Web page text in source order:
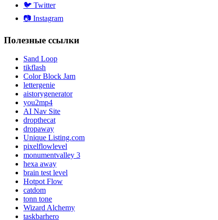
🐦 Twitter
📷 Instagram
Полезные ссылки
Sand Loop
tikflash
Color Block Jam
lettergenie
aistorygenerator
you2mp4
AI Nav Site
dropthecat
dropaway
Unique Listing.com
pixelflowlevel
monumentvalley 3
hexa away
brain test level
Hotpot Flow
catdom
tonn tone
Wizard Alchemy
taskbarhero